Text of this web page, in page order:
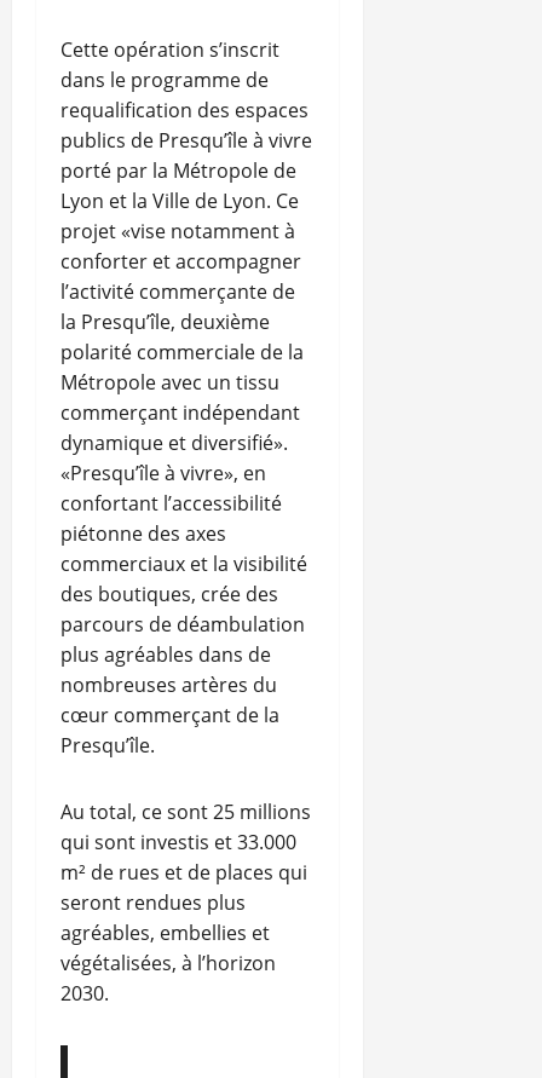
Cette opération s’inscrit
dans le programme de
requalification des espaces
publics de Presqu’île à vivre
porté par la Métropole de
Lyon et la Ville de Lyon. Ce
projet «vise notamment à
conforter et accompagner
l’activité commerçante de
la Presqu’île, deuxième
polarité commerciale de la
Métropole avec un tissu
commerçant indépendant
dynamique et diversifié».
«Presqu’île à vivre», en
confortant l’accessibilité
piétonne des axes
commerciaux et la visibilité
des boutiques, crée des
parcours de déambulation
plus agréables dans de
nombreuses artères du
cœur commerçant de la
Presqu’île.
Au total, ce sont 25 millions
qui sont investis et 33.000
m² de rues et de places qui
seront rendues plus
agréables, embellies et
végétalisées, à l’horizon
2030.